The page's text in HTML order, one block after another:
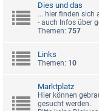
Dies und das
... hier finden sich
- auch Infos über
Themen: 757
Links
Themen: 10
Marktplatz
Hier können
gesucht werden.